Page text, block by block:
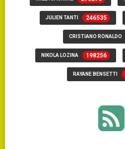
JULIEN TANTI 246535
CRISTIANO RONALDO
NIKOLA LOZINA 198256
RAYANE BENSETTI